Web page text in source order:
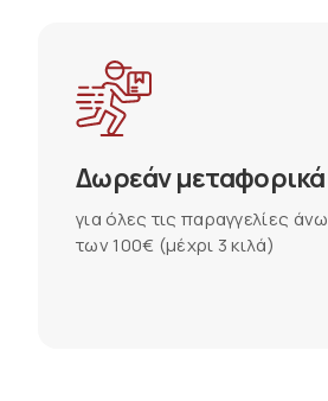
Δωρεάν μεταφορικά
για όλες τις παραγγελίες άνω
των 100€ (μέχρι 3 κιλά)